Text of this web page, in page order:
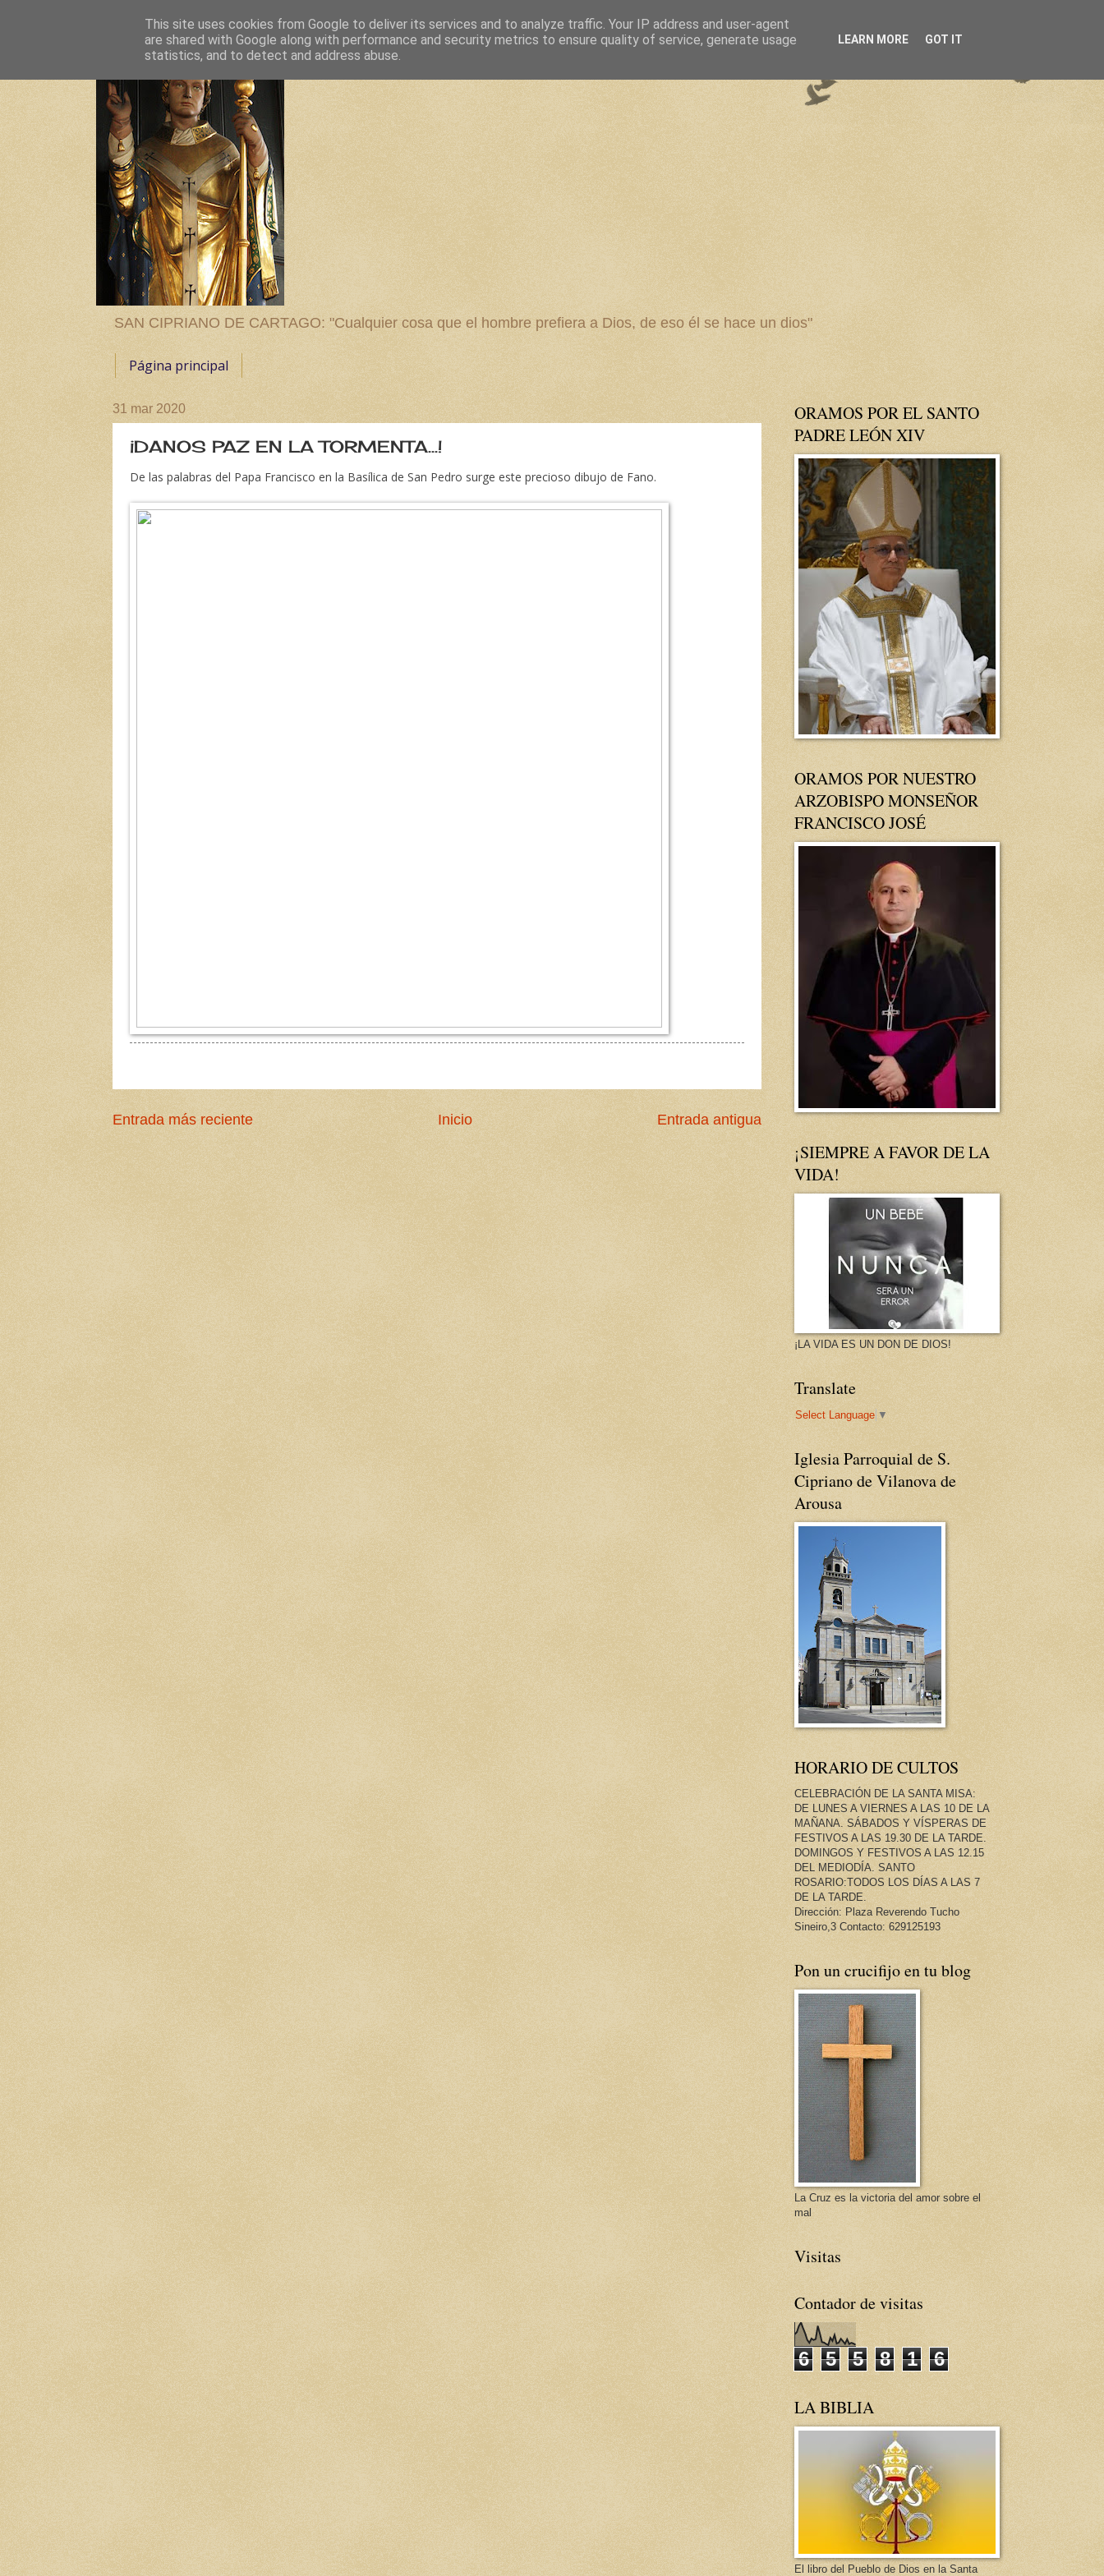
SAN CIPRIANO DE CARTAGO: "Cualquier cosa que el hombre prefiera a Dios, de eso él se hace un dios"
Página principal
31 mar 2020
¡DANOS PAZ EN LA TORMENTA...!
De las palabras del Papa Francisco en la Basílica de San Pedro surge este precioso dibujo de Fano.
Entrada más reciente Entrada antigua
Inicio
ORAMOS POR EL SANTO
PADRE LEÓN XIV
ORAMOS POR NUESTRO
ARZOBISPO MONSEÑOR
FRANCISCO JOSÉ
¡SIEMPRE A FAVOR DE LA
VIDA!
¡LA VIDA ES UN DON DE DIOS!
Translate
Select Language ▼
Iglesia Parroquial de S.
Cipriano de Vilanova de
Arousa
HORARIO DE CULTOS
CELEBRACIÓN DE LA SANTA MISA:
DE LUNES A VIERNES A LAS 10 DE LA
MAÑANA. SÁBADOS Y VÍSPERAS DE
FESTIVOS A LAS 19.30 DE LA TARDE.
DOMINGOS Y FESTIVOS A LAS 12.15
DEL MEDIODÍA. SANTO
ROSARIO:TODOS LOS DÍAS A LAS 7
DE LA TARDE.
Dirección: Plaza Reverendo Tucho
Sineiro,3 Contacto: 629125193
Pon un crucifijo en tu blog
La Cruz es la victoria del amor sobre el
mal
Visitas
Contador de visitas
6 5 5 8 1 6
LA BIBLIA
El libro del Pueblo de Dios en la Santa
This site uses cookies from Google to deliver its services and to analyze traffic. Your IP address and user-agent
are shared with Google along with performance and security metrics to ensure quality of service, generate usage
statistics, and to detect and address abuse.
LEARN MORE GOT IT